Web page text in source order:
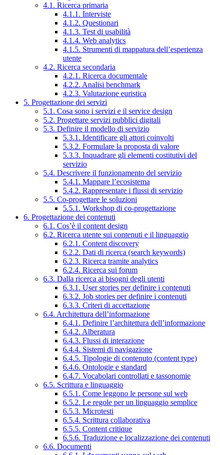
4.1. Ricerca primaria
4.1.1. Interviste
4.1.2. Questionari
4.1.3. Test di usabilità
4.1.4. Web analytics
4.1.5. Strumenti di mappatura dell’esperienza
utente
4.2. Ricerca secondaria
4.2.1. Ricerca documentale
4.2.2. Analisi benchmark
4.2.3. Valutazione euristica
5. Progettazione dei servizi
5.1. Cosa sono i servizi e il service design
5.2. Progettare servizi pubblici digitali
5.3. Definire il modello di servizio
5.3.1. Identificare gli attori coinvolti
5.3.2. Formulare la proposta di valore
5.3.3. Inquadrare gli elementi costitutivi del
servizio
5.4. Descrivere il funzionamento del servizio
5.4.1. Mappare l’ecosistema
5.4.2. Rappresentare i flussi di servizio
5.5. Co-progettare le soluzioni
5.5.1. Workshop di co-progettazione
6. Progettazione dei contenuti
6.1. Cos’è il content design
6.2. Ricerca utente sui contenuti e il linguaggio
6.2.1. Content discovery
6.2.2. Dati di ricerca (search keywords)
6.2.3. Ricerca tramite analytics
6.2.4. Ricerca sui forum
6.3. Dalla ricerca ai bisogni degli utenti
6.3.1. User stories per definire i contenuti
6.3.2. Job stories per definire i contenuti
6.3.3. Criteri di accettazione
6.4. Architettura dell’informazione
6.4.1. Definire l’architettura dell’informazione
6.4.2. Alberatura
6.4.3. Flussi di interazione
6.4.4. Sistemi di navigazione
6.4.5. Tipologie di contenuto (content type)
6.4.6. Ontologie e standard
6.4.7. Vocabolari controllati e tassonomie
6.5. Scrittura e linguaggio
6.5.1. Come leggono le persone sul web
6.5.2. Le regole per un linguaggio semplice
6.5.3. Microtesti
6.5.4. Scrittura collaborativa
6.5.5. Content critique
6.5.6. Traduzione e localizzazione dei contenuti
6.6. Documenti